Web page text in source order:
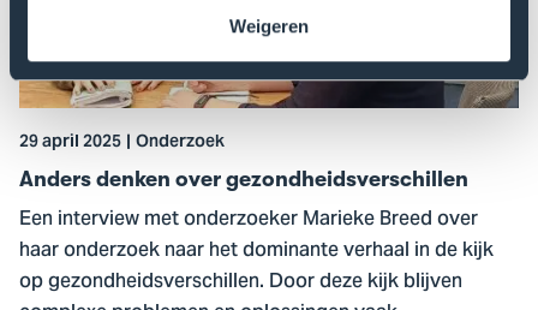
Weigeren
gezondheidsverschillen
29 april 2025 Onderzoek
Anders denken over gezondheidsverschillen
Een interview met onderzoeker Marieke Breed over
haar onderzoek naar het dominante verhaal in de kijk
op gezondheidsverschillen. Door deze kijk blijven